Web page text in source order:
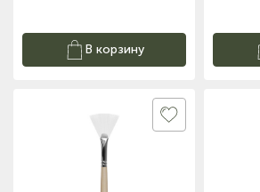
В корзину